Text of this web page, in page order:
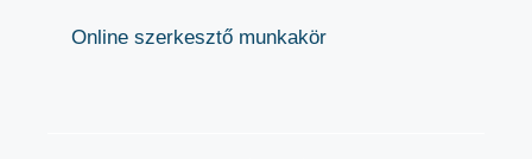
Online szerkesztő munkakör